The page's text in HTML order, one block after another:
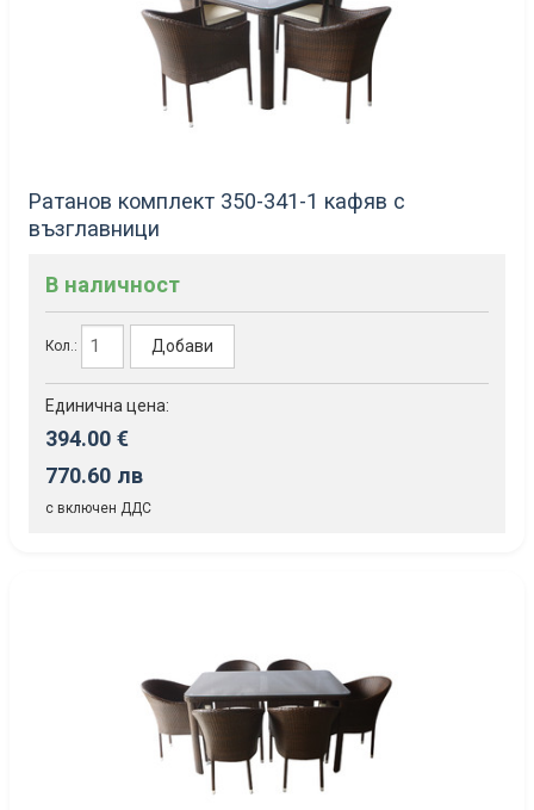
Ратанов комплект 350-341-1 кафяв с
възглавници
В наличност
Кол.: Добави
Единична цена:
394.00 €
770.60 лв
с включен ДДС